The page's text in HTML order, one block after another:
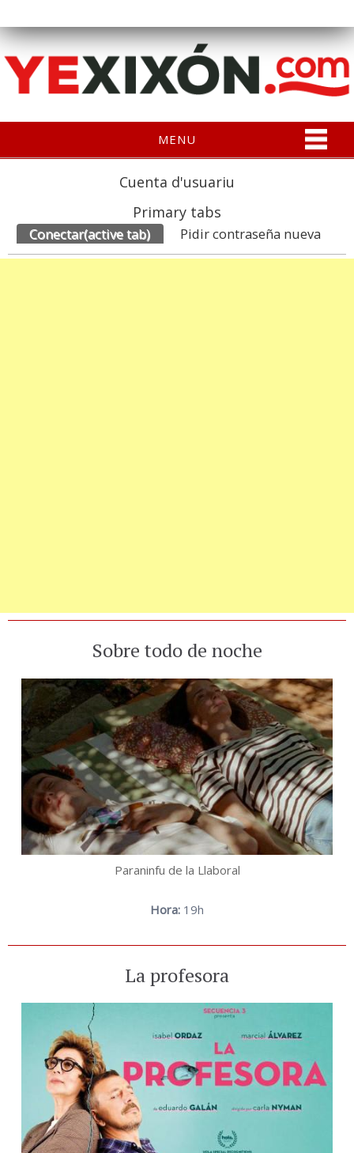
MENU
Cuenta d'usuariu
Primary tabs
Conectar(active tab) Pidir contraseña nueva
Sobre todo de noche
Paraninfu de la Llaboral
Hora: 19h
La profesora